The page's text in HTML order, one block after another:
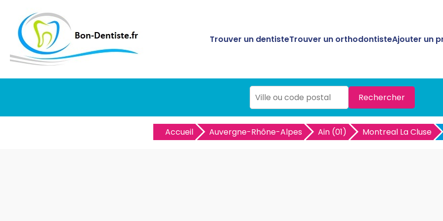
Trouver un dentisteTrouver un orthodontisteAjouter un
Rechercher
Accueil Auvergne-Rhône-Alpes Ain (01) Montreal La Cluse